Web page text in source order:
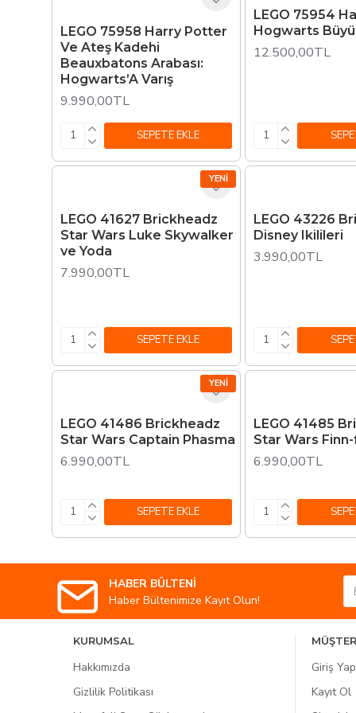
LEGO 75958 Harry Potter
Ve Ateş Kadehi
Beauxbatons Arabası:
Hogwarts’A Varış
9.990,00TL
SEPETE EKLE
LEGO 75954
Hogwarts
12.500,00TL
YENI
LEGO 41627 Brickheadz
Star Wars Luke Skywalker
ve Yoda
7.990,00TL
SEPETE EKLE
LEGO 43226
Disney Ikilileri
3.990,00TL
YENI
LEGO 41486 Brickheadz
Star Wars Captain Phasma
6.990,00TL
SEPETE EKLE
LEGO 41485
Star Wars
6.990,00TL
HABER BÜLTENİ
Haber Bültenimize Kayıt Olun!
KURUMSAL
Hakkımızda
Gizlilik Politikası
Giriş Yap
Kayıt Ol